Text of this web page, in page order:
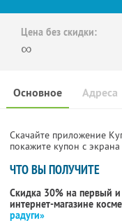
Цена без скидки:
∞
Основное Адреса
Скачайте приложение
покажите купон с
ЧТО ВЫ ПОЛУЧИТЕ
Скидка 30% на первый
интернет-магазине
радуги»